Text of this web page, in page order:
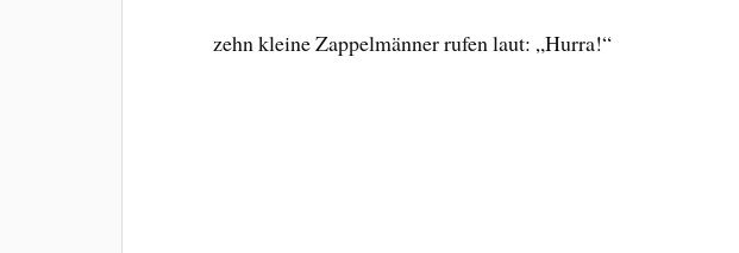
zehn kleine Zappelmänner rufen laut: „Hurra!“